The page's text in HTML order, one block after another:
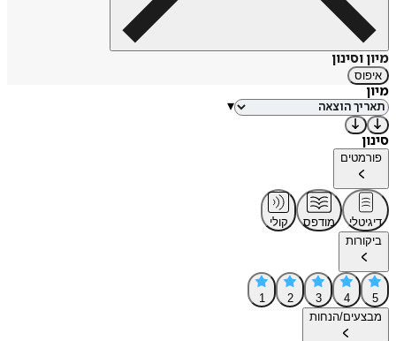
מיון וסינון
איפוס
מיון
▾
סינון
פורמטים
דיגיטלי מודפס
קולי
ביקורות
5
4
3
2
1
מבצעים/הנחות